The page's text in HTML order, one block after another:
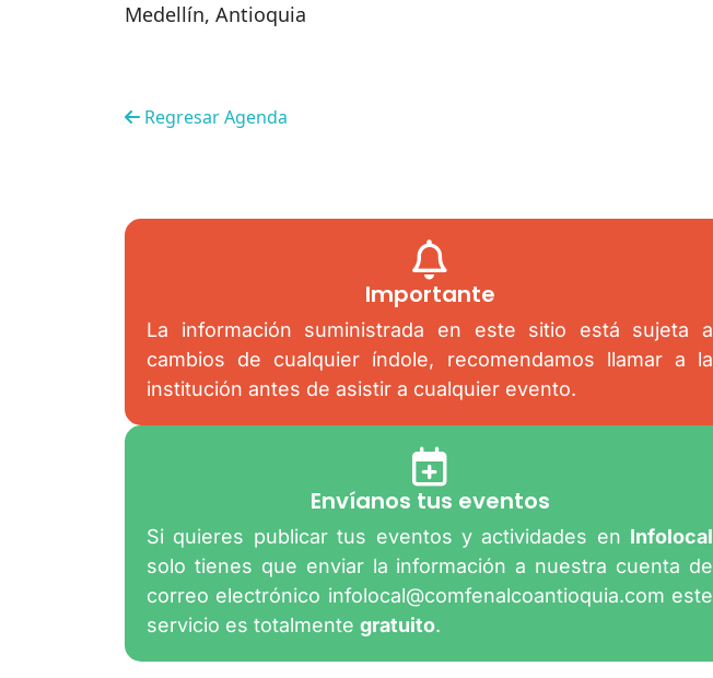
Medellín, Antioquia
Regresar Agenda
Importante
La información suministrada en este sitio está sujeta a
cambios de cualquier índole, recomendamos llamar a la
institución antes de asistir a cualquier evento.
Envíanos tus eventos
Si quieres publicar tus eventos y actividades en Infolocal
solo tienes que enviar la información a nuestra cuenta de
correo electrónico infolocal@comfenalcoantioquia.com este
servicio es totalmente gratuito.